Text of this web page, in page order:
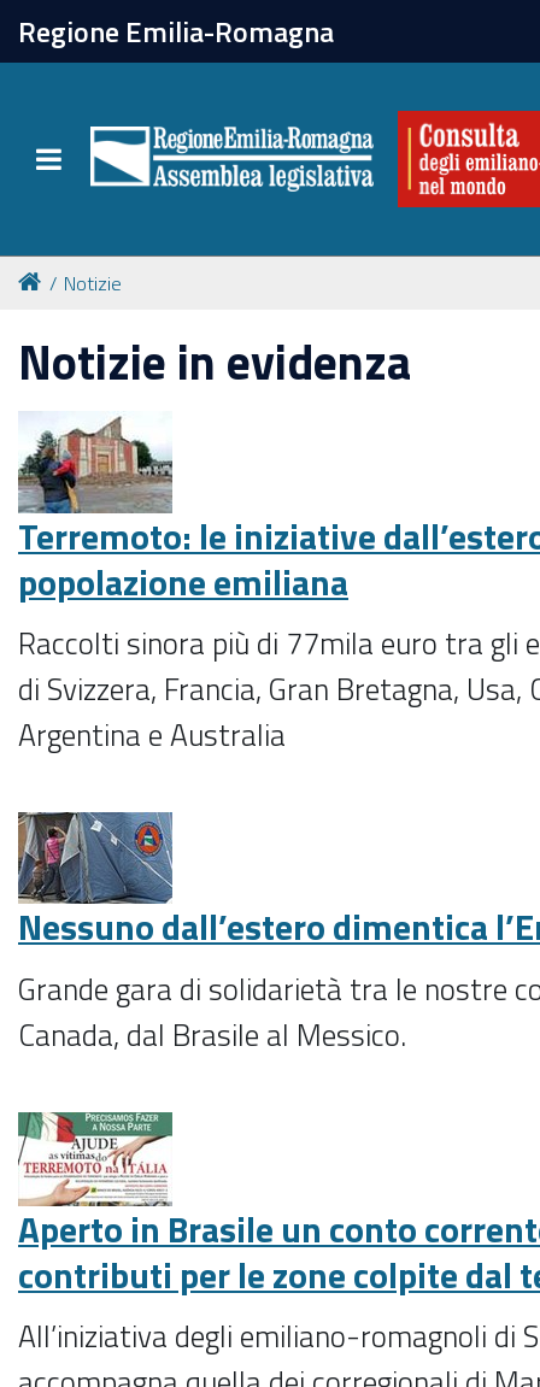
Regione Emilia-Romagna
Toggle navigation
chiudi
Attività
Per chi vive all'estero
Newsletter
Notizie
Notizie in evidenza
Terremoto: le iniziative
popolazione emiliana
Raccolti sinora più di 77mila euro tra gli
di Svizzera, Francia, Gran Bretagna, Usa,
Argentina e Australia
Nessuno dall’estero dimentica
Grande gara di solidarietà tra le nostre
Canada, dal Brasile al Messico.
Aperto in Brasile un conto
contributi per le zone colpite dal
All’iniziativa degli emiliano-romagnoli di